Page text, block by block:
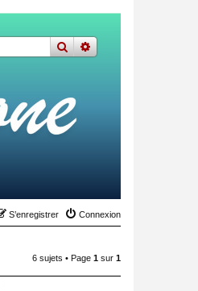
rechercher
recherche
Connexion
S’enregistrer
6 sujets • Page 1 sur 1